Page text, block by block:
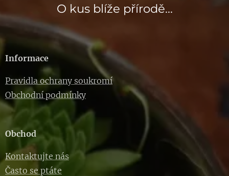
O kus blíže přírodě...
Informace
Pravidla ochrany soukromí
Obchodní podmínky
Obchod
Kontaktujte nás
Často se ptáte